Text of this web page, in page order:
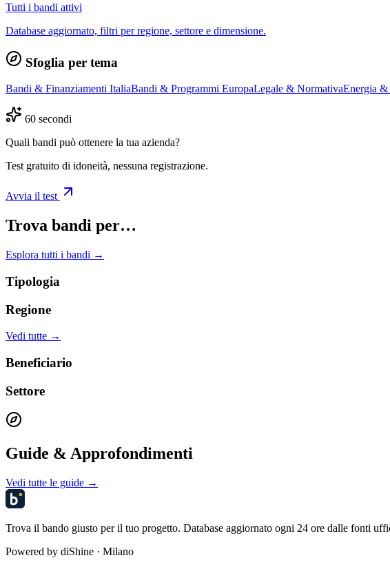
Tutti i bandi attivi
Database aggiornato, filtri per regione, settore e dimensione.
Sfoglia per tema
Bandi & Finanziamenti ItaliaBandi & Programmi EuropaLegale & NormativaEnergia &
60 secondi
Quali bandi può ottenere la tua azienda?
Test gratuito di idoneità, nessuna registrazione.
Avvia il test
Trova bandi per…
Esplora tutti i bandi →
Tipologia
Regione
Vedi tutte →
Beneficiario
Settore
Guide & Approfondimenti
Vedi tutte le guide →
Trova il bando giusto per il tuo progetto. Database aggiornato ogni 24 ore dalle fonti
Powered by diShine · Milano